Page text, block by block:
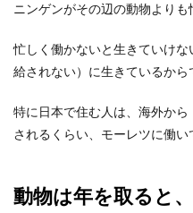
ニンゲンがその辺の動物よりも
忙しく働かないと生きていけ
給されない）に生きているから
特に日本で住む人は、海外か
されるくらい、モーレツに働い
動物は年を取ると